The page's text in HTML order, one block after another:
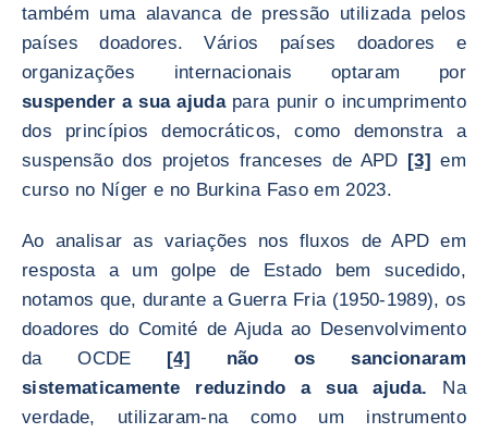
também uma alavanca de pressão utilizada pelos
países doadores. Vários países doadores e
organizações internacionais optaram por
suspender a sua ajuda para punir o incumprimento
dos princípios democráticos, como demonstra a
suspensão dos projetos franceses de APD [3] em
curso no Níger e no Burkina Faso em 2023.
Ao analisar as variações nos fluxos de APD em
resposta a um golpe de Estado bem sucedido,
notamos que, durante a Guerra Fria (1950-1989), os
doadores do Comité de Ajuda ao Desenvolvimento
da OCDE [4] não os sancionaram
sistematicamente reduzindo a sua ajuda. Na
verdade, utilizaram-na como um instrumento